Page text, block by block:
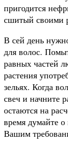
пригодится
сшитый своими
В сей день
для волос.
равных частей
растения
зельях. Когда
свеч и начните
остаются на
время думайте
Вашим